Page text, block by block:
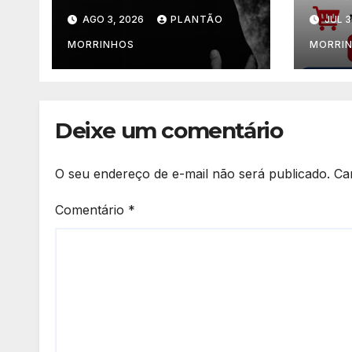
Clássico com o
pianista Flávio
Varani nesta terça-
feira
AGO 3, 2026 PLANTÃO
MORRINHOS
de
JUL
Deixe um comentário
O seu endereço de e-mail não será publicado.
Comentário *